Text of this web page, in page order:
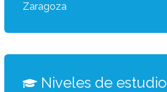
Zaragoza
Niveles de estudio